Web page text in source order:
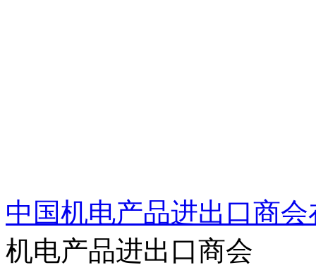
中国机电产品进出口商
机电产品进出口商会